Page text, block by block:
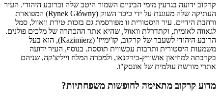
קרקוב ידועה בגרעין מימי הביניים השמור היטב שלה וברובע היהודי. העיר
העתיקה שלה מעוגנת על ידי כיכר השוק (Rynek Główny) המפוארת
ורחבת הידיים. עיר היסטורית זו מפורסמת גם בזכות טירת וואוול, סמל
לגאווה לאומית, וקתדרלת וואוול, שהיא אתר ההכתרה של מלכים פולנים.
הרובע היהודי לשעבר של קרקוב, קז'ימייז' (Kazimierz), הוא בעל
משמעות היסטורית ותרבות עכשווית תוססת. בנוסף, העיר ידועה
בקרבתה למוזיאון אושוויץ-בירקנאו, ולמכרה המלח וייליצ'קה, שניהם
אתרי מורשת עולמית של אונסק"ו.
מדוע קרקוב מתאימה לחופשות משפחתיות?